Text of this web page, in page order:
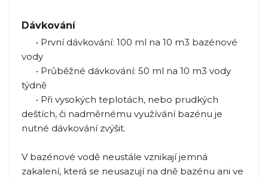
Dávkování
• První dávkování: 100 ml na 10 m3 bazénové
vody
• Průběžné dávkování: 50 ml na 10 m3 vody
týdně
• Při vysokých teplotách, nebo prudkých
deštích, či nadměrnému využívání bazénu je
nutné dávkování zvýšit.
V bazénové vodě neustále vznikají jemná
zakalení, která se neusazují na dně bazénu ani ve